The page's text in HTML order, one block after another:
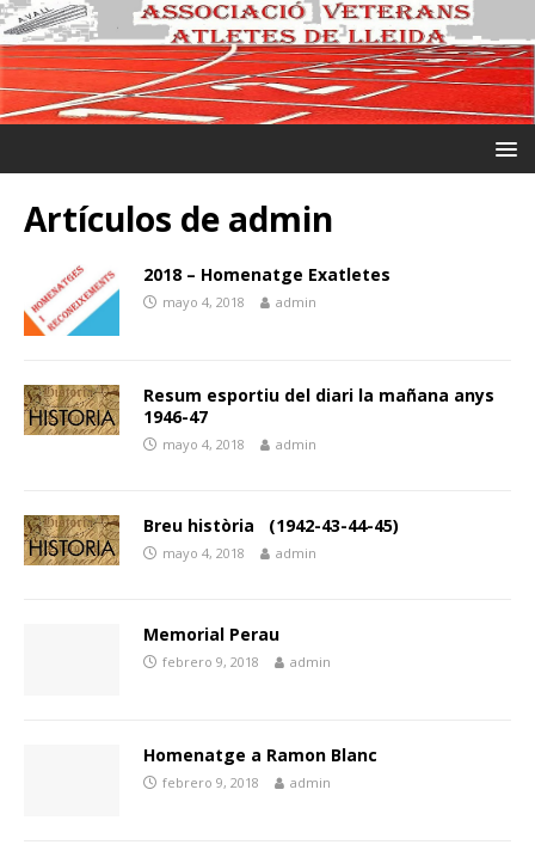
Artículos de admin
2018 – Homenatge Exatletes
mayo 4, 2018 admin
Resum esportiu del diari la mañana anys
1946-47
mayo 4, 2018 admin
Breu història (1942-43-44-45)
mayo 4, 2018 admin
Memorial Perau
febrero 9, 2018 admin
Homenatge a Ramon Blanc
febrero 9, 2018 admin